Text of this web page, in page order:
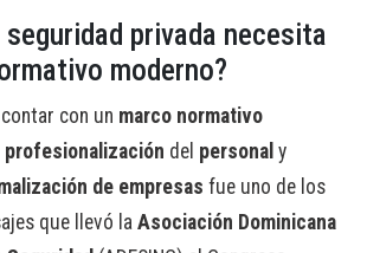
privada necesita
moderno?
con un marco normativo
profesionalización del personal y
de empresas fue uno de los
que llevó la Asociación Dominicana